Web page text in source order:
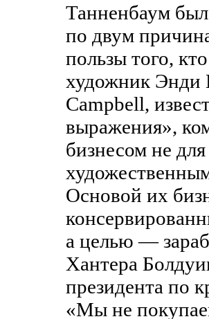
Танненбаум
по двум
пользы того,
художник Энди
Campbell,
выражения»,
бизнесом не
Основой их
а целью —
Хантера
президента по
«Мы не